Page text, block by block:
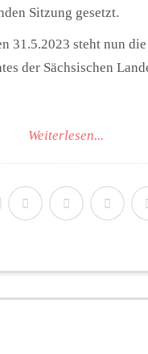
Sitzung gesetzt.
31.5.2023 steht nun
der Sächsischen
Weiterlesen...